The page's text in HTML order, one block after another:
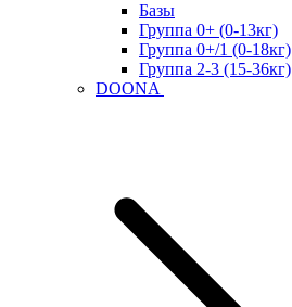
Базы
Группа 0+ (0-13кг)
Группа 0+/1 (0-18кг)
Группа 2-3 (15-36кг)
DOONA